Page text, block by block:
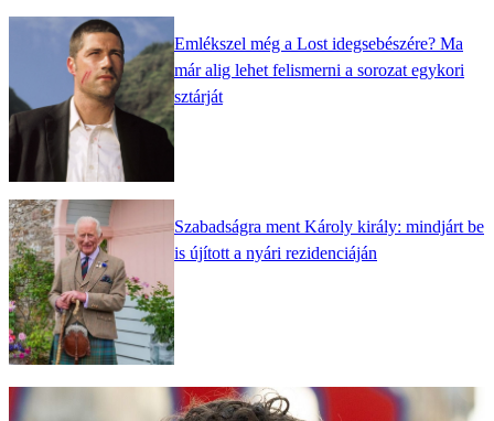
Emlékszel még a Lost idegsebészére? Ma
már alig lehet felismerni a sorozat egykori
sztárját
Szabadságra ment Károly király: mindjárt be
is újított a nyári rezidenciáján